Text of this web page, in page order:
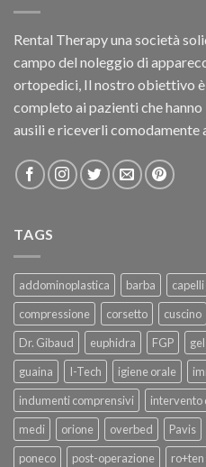
Rental Therapy una società
campo del noleggio di
ortopedici, Il nostro obiettivo
completo ai pazienti che
ausili e riceverli comodamente
TAGS
addominoplastica barba capelli
compressione
corsetto cuscino
Dr. Gibaud
euphidra FGP gel
guaina
I-Tech igiene orale
indumenti comprensivi
intervento
medi
orione overbed Pavis
poneco
post-operazione ro+ten